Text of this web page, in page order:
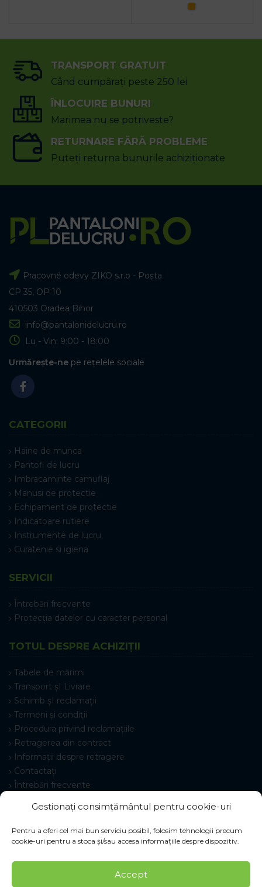
Gestionați consimțământul pentru cookie-uri
Pentru a oferi cel mai bun serviciu posibil, folosim tehnologii precum
cookie-uri pentru a stoca și/sau accesa informațiile despre dispozitiv.
Accept
TRANSPORT GRATUIT
Când cumpărați peste 250 lei
ÎNLOCUIRE BUNURI
Marimea nu se potriveste?
RETURNARE FĂRĂ PROBLEME
Puteți returna bunurile achiziționate
Pracovné odevy ZIKO s.r.o - Poșta
CP 35, OP 10
410503 Oradea Bihor
info@pantalonidelucru.ro
Lu - Vin: 9:00 - 18:00
Urmărește-ne pe rețelele sociale
CATEGORII
Haine de munca
Pantofi de lucru
Imbracaminte camuflaj
Manusi de protectie
Echipament de protectie
Indicatoare rutiere
Instrumente de lucru
Curatenie si igiena
SERVICII
Întrebări frecvente
Protecția datelor cu caracter personal
TOTUL DESPRE ACHIZIȚII
Tabele de mărimi
Transport șI Livrare
Schimb șI reclamații
Termeni și condiții
Procedura privind reclamațiile
Retragerea din contract
Informații despre retragere
Contactați
Întrebări frecvente
© 2026 Pracovné odevy ZIKO s. r. o., toate drepturile